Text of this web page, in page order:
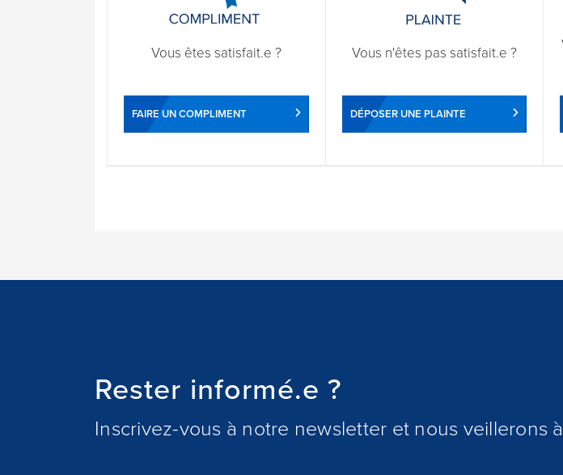
Vous êtes satisfait.e ?
FAIRE UN COMPLIMENT
Vous n'êtes pas satisfait.e ?
DÉPOSER UNE PLAINTE
Rester informé.e ?
Inscrivez-vous à notre newsletter et nous veillerons